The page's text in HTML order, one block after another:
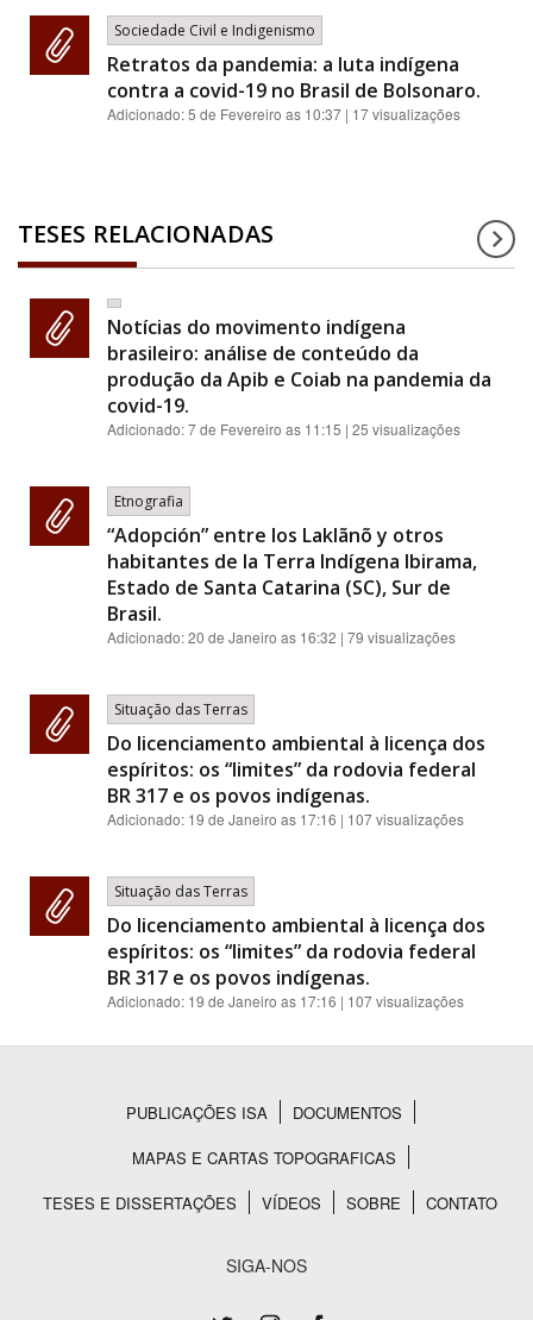
Sociedade Civil e Indigenismo
Retratos da pandemia: a luta indígena
contra a covid-19 no Brasil de Bolsonaro.
Adicionado:5 de Fevereiro as 10:37 | 17 visualizações
TESES RELACIONADAS
Notícias do movimento indígena
brasileiro: análise de conteúdo da
produção da Apib e Coiab na pandemia da
covid-19.
Adicionado:7 de Fevereiro as 11:15 | 25 visualizações
Etnografia
“Adopción” entre los Laklãnõ y otros
habitantes de la Terra Indígena Ibirama,
Estado de Santa Catarina (SC), Sur de
Brasil.
Adicionado:20 de Janeiro as 16:32 | 79 visualizações
Situação das Terras
Do licenciamento ambiental à licença dos
espíritos: os “limites” da rodovia federal
BR 317 e os povos indígenas.
Adicionado: 19 de Janeiro as 17:16 | 107 visualizações
Situação das Terras
Do licenciamento ambiental à licença dos
espíritos: os “limites” da rodovia federal
BR 317 e os povos indígenas.
Adicionado: 19 de Janeiro as 17:16 | 107 visualizações
Rodapé
PUBLICAÇÕES ISA
DOCUMENTOS
MAPAS E CARTAS TOPOGRAFICAS
TESES E DISSERTAÇÕES
VÍDEOS SOBRE CONTATO
SIGA-NOS